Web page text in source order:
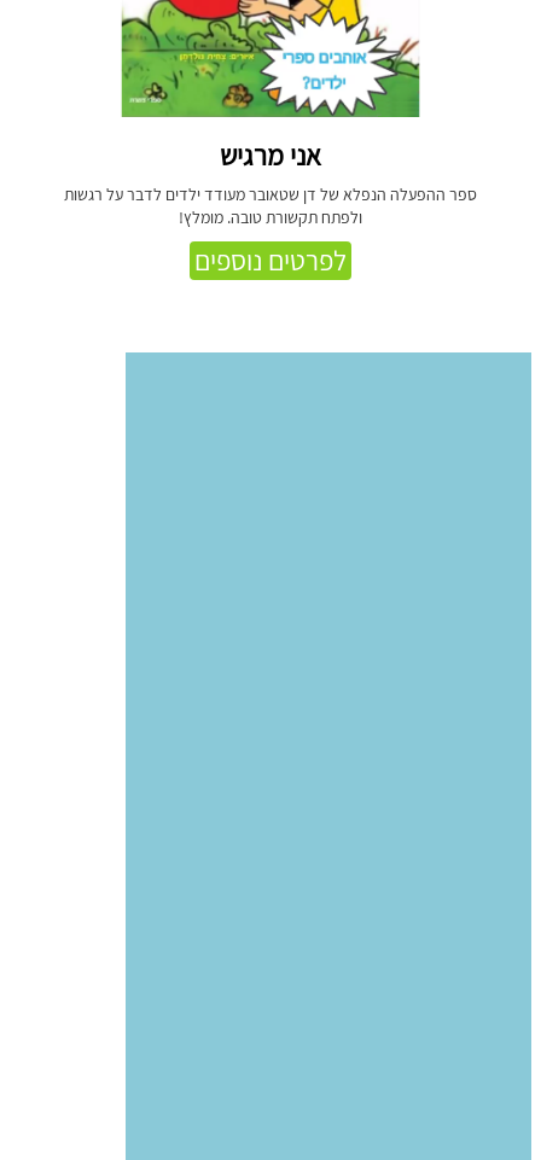
אני מרגיש
ספר ההפעלה הנפלא של דן שטאובר מעודד ילדים לדבר על רגשות
ולפתח תקשורת טובה. מומלץ!
לפרטים נוספים